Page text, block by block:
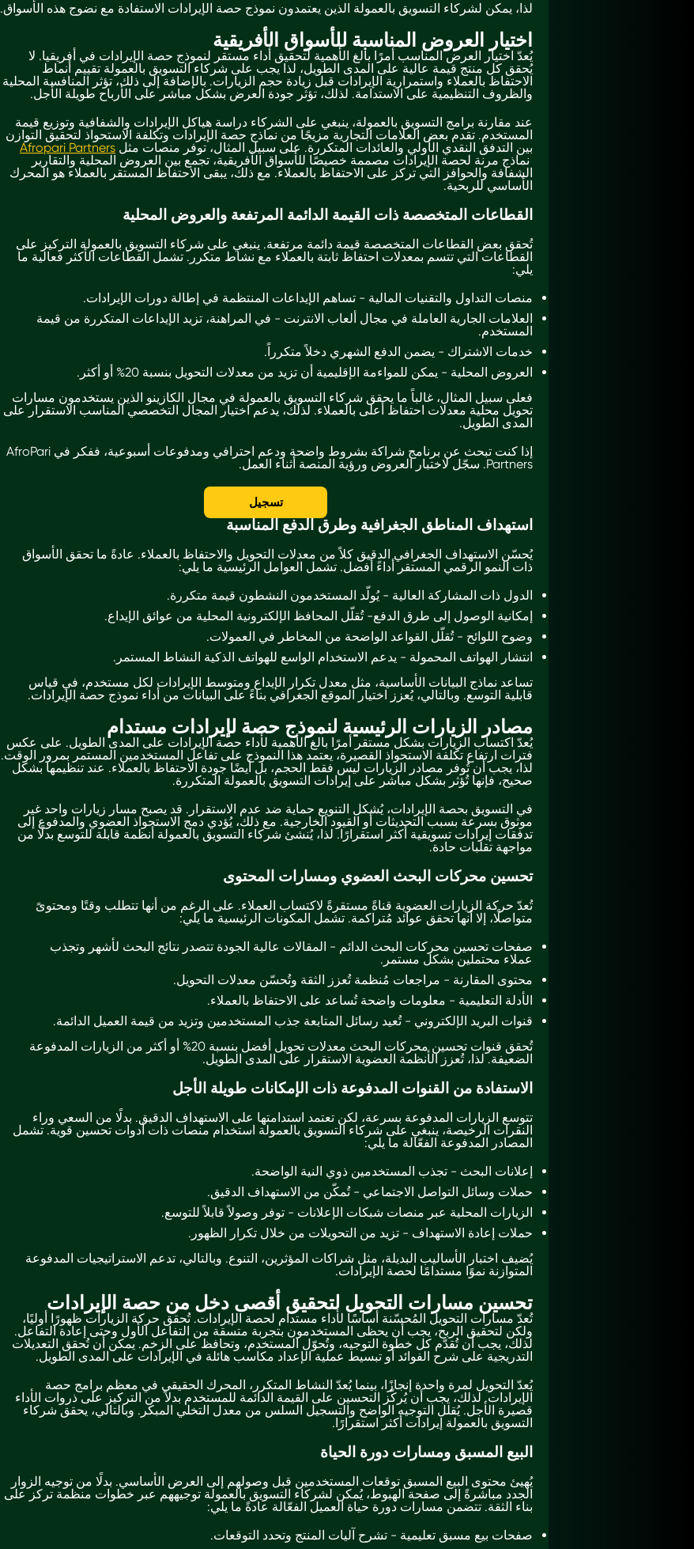
لذا، يمكن لشركاء التسويق بالعمولة الذين يعتمدون نموذج حصة الإيرادات الاستفادة مع نضوج هذه الأسواق.
اختيار العروض المناسبة للأسواق الأفريقية
يُعدّ اختيار العرض المناسب أمرًا بالغ الأهمية لتحقيق أداء مستقر لنموذج حصة الإيرادات في أفريقيا. لا
يُحقق كل منتج قيمة عالية على المدى الطويل، لذا يجب على شركاء التسويق بالعمولة تقييم أنماط
الاحتفاظ بالعملاء واستمرارية الإيرادات قبل زيادة حجم الزيارات. بالإضافة إلى ذلك، تؤثر المنافسة المحلية
والظروف التنظيمية على الاستدامة. لذلك، تؤثر جودة العرض بشكل مباشر على الأرباح طويلة الأجل.
عند مقارنة برامج التسويق بالعمولة، ينبغي على الشركاء دراسة هياكل الإيرادات والشفافية وتوزيع قيمة
المستخدم. تقدم بعض العلامات التجارية مزيجًا من نماذج حصة الإيرادات وتكلفة الاستحواذ لتحقيق التوازن
بين التدفق النقدي الأولي والعائدات المتكررة. على سبيل المثال، توفر منصات مثل Afropari Partners
نماذج مرنة لحصة الإيرادات مصممة خصيصًا للأسواق الأفريقية، تجمع بين العروض المحلية والتقارير
الشفافة والحوافز التي تركز على الاحتفاظ بالعملاء. مع ذلك، يبقى الاحتفاظ المستقر بالعملاء هو المحرك
الأساسي للربحية.
القطاعات المتخصصة ذات القيمة الدائمة المرتفعة والعروض المحلية
تُحقق بعض القطاعات المتخصصة قيمة دائمة مرتفعة. ينبغي على شركاء التسويق بالعمولة التركيز على
القطاعات التي تتسم بمعدلات احتفاظ ثابتة بالعملاء مع نشاط متكرر. تشمل القطاعات الأكثر فعالية ما
يلي:
منصات التداول والتقنيات المالية - تساهم الإيداعات المنتظمة في إطالة دورات الإيرادات.
العلامات الجارية العاملة في مجال ألعاب الانترنت - في المراهنة، تزيد الإيداعات المتكررة من قيمة
المستخدم.
خدمات الاشتراك - يضمن الدفع الشهري دخلاً متكرراً.
العروض المحلية - يمكن للمواءمة الإقليمية أن تزيد من معدلات التحويل بنسبة 20% أو أكثر.
فعلى سبيل المثال، غالباً ما يحقق شركاء التسويق بالعمولة في مجال الكازينو الذين يستخدمون مسارات
تحويل محلية معدلات احتفاظ أعلى بالعملاء. لذلك، يدعم اختيار المجال التخصصي المناسب الاستقرار على
المدى الطويل.
إذا كنت تبحث عن برنامج شراكة بشروط واضحة ودعم احترافي ومدفوعات أسبوعية، ففكر في AfroPari
Partners. سجّل لاختبار العروض ورؤية المنصة أثناء العمل.
تسجيل
استهداف المناطق الجغرافية وطرق الدفع المناسبة
يُحسّن الاستهداف الجغرافي الدقيق كلاً من معدلات التحويل والاحتفاظ بالعملاء. عادةً ما تحقق الأسواق
ذات النمو الرقمي المستقر أداءً أفضل. تشمل العوامل الرئيسية ما يلي:
الدول ذات المشاركة العالية - يُولّد المستخدمون النشطون قيمة متكررة.
إمكانية الوصول إلى طرق الدفع- تُقلّل المحافظ الإلكترونية المحلية من عوائق الإيداع.
وضوح اللوائح - تُقلّل القواعد الواضحة من المخاطر في العمولات.
انتشار الهواتف المحمولة - يدعم الاستخدام الواسع للهواتف الذكية النشاط المستمر.
تساعد نماذج البيانات الأساسية، مثل معدل تكرار الإيداع ومتوسط الإيرادات لكل مستخدم، في قياس
قابلية التوسع. وبالتالي، يُعزز اختيار الموقع الجغرافي بناءً على البيانات من أداء نموذج حصة الإيرادات.
مصادر الزيارات الرئيسية لنموذج حصة لإيرادات مستدام
يُعدّ اكتساب الزيارات بشكل مستقر أمرًا بالغ الأهمية لأداء حصة الإيرادات على المدى الطويل. على عكس
فترات ارتفاع تكلفة الاستحواذ القصيرة، يعتمد هذا النموذج على تفاعل المستخدمين المستمر بمرور الوقت.
لذا، يجب أن تُوفر مصادر الزيارات ليس فقط الحجم، بل أيضًا جودة الاحتفاظ بالعملاء. عند تنظيمها بشكل
صحيح، فإنها تُؤثر بشكل مباشر على إيرادات التسويق بالعمولة المتكررة.
في التسويق بحصة الإيرادات، يُشكل التنويع حماية ضد عدم الاستقرار. قد يصبح مسار زيارات واحد غير
موثوق بسرعة بسبب التحديثات أو القيود الخارجية. مع ذلك، يُؤدي دمج الاستحواذ العضوي والمدفوع إلى
تدفقات إيرادات تسويقية أكثر استقرارًا. لذا، يُنشئ شركاء التسويق بالعمولة أنظمة قابلة للتوسع بدلًا من
مواجهة تقلبات حادة.
تحسين محركات البحث العضوي ومسارات المحتوى
تُعدّ حركة الزيارات العضوية قناةً مستقرةً لاكتساب العملاء. على الرغم من أنها تتطلب وقتًا ومحتوىً
متواصلًا، إلا أنها تحقق عوائد مُتراكمة. تشمل المكونات الرئيسية ما يلي:
صفحات تحسين محركات البحث الدائم - المقالات عالية الجودة تتصدر نتائج البحث لأشهر وتجذب
عملاء محتملين بشكل مستمر.
محتوى المقارنة - مراجعات مُنظمة تُعزز الثقة وتُحسّن معدلات التحويل.
الأدلة التعليمية - معلومات واضحة تُساعد على الاحتفاظ بالعملاء.
قنوات البريد الإلكتروني - تُعيد رسائل المتابعة جذب المستخدمين وتزيد من قيمة العميل الدائمة.
تُحقق قنوات تحسين محركات البحث معدلات تحويل أفضل بنسبة 20% أو أكثر من الزيارات المدفوعة
الضعيفة. لذا، تُعزز الأنظمة العضوية الاستقرار على المدى الطويل.
الاستفادة من القنوات المدفوعة ذات الإمكانات طويلة الأجل
تتوسع الزيارات المدفوعة بسرعة، لكن تعتمد استدامتها على الاستهداف الدقيق. بدلًا من السعي وراء
النقرات الرخيصة، ينبغي على شركاء التسويق بالعمولة استخدام منصات ذات أدوات تحسين قوية. تشمل
المصادر المدفوعة الفعّالة ما يلي:
إعلانات البحث - تجذب المستخدمين ذوي النية الواضحة.
حملات وسائل التواصل الاجتماعي - تُمكّن من الاستهداف الدقيق.
الزيارات المحلية عبر منصات شبكات الإعلانات - توفر وصولاً قابلاً للتوسع.
حملات إعادة الاستهداف - تزيد من التحويلات من خلال تكرار الظهور.
يُضيف اختبار الأساليب البديلة، مثل شراكات المؤثرين، التنوع. وبالتالي، تدعم الاستراتيجيات المدفوعة
المتوازنة نموًا مستدامًا لحصة الإيرادات.
تحسين مسارات التحويل لتحقيق أقصى دخل من حصة الإيرادات
تُعدّ مسارات التحويل المُحسّنة أساسًا لأداء مستدام لحصة الإيرادات. تُحقق حركة الزيارات ظهورًا أوليًا،
ولكن لتحقيق الربح، يجب أن يحظى المستخدمون بتجربة متسقة من التفاعل الأول وحتى إعادة التفاعل.
لذلك، يجب أن تُقدّم كل خطوة التوجيه، وتُحوّل المستخدم، وتحافظ على الزخم. يمكن أن تُحقق التعديلات
التدريجية على شرح الفوائد أو تبسيط عملية الإعداد مكاسب هائلة في الإيرادات على المدى الطويل.
يُعدّ التحويل لمرة واحدة إنجازًا، بينما يُعدّ النشاط المتكرر، المحرك الحقيقي في معظم برامج حصة
الإيرادات. لذلك، يجب أن يُركّز التحسين على القيمة الدائمة للمستخدم بدلاً من التركيز على ذروات الأداء
قصيرة الأجل. يُقلل التوجيه الواضح والتسجيل السلس من معدل التخلي المبكر. وبالتالي، يحقق شركاء
التسويق بالعمولة إيرادات أكثر استقرارًا.
البيع المسبق ومسارات دورة الحياة
يُهيئ محتوى البيع المسبق توقعات المستخدمين قبل وصولهم إلى العرض الأساسي. بدلًا من توجيه الزوار
الجدد مباشرةً إلى صفحة الهبوط، يُمكن لشركاء التسويق بالعمولة توجيههم عبر خطوات منظمة تركز على
بناء الثقة. تتضمن مسارات دورة حياة العميل الفعّالة عادةً ما يلي:
صفحات بيع مسبق تعليمية - تشرح آليات المنتج وتحدد التوقعات.